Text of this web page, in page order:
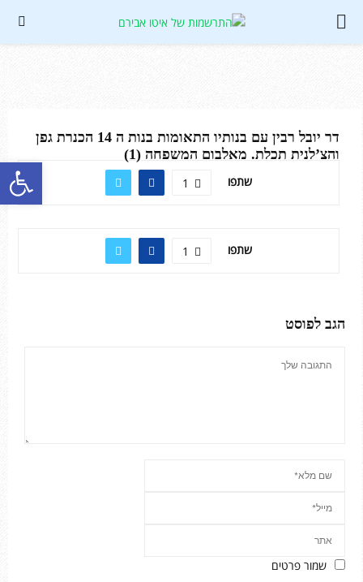
פתח סרגל נגישות
PRIMARY
דר יובל רבין עם בנותיו התאומות בנות ה 14 הכנרת גפן
והצ’לנית תכלת. מאלבום המשפחה (1)
שתפו 1
שתפו 1
הגב לפוסט
שמור פרטים